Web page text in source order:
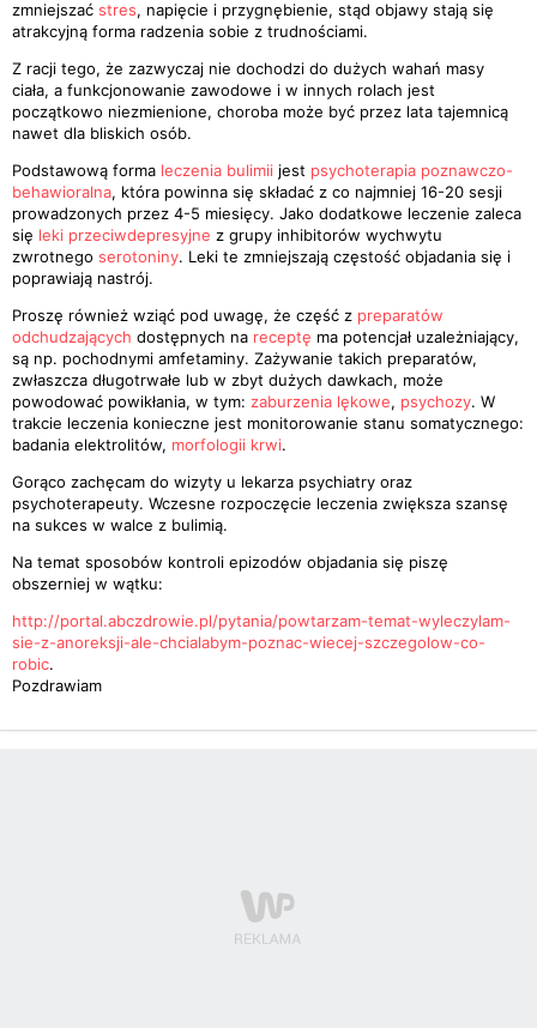
zmniejszać stres, napięcie i przygnębienie, stąd objawy stają się
atrakcyjną forma radzenia sobie z trudnościami.
Z racji tego, że zazwyczaj nie dochodzi do dużych wahań masy
ciała, a funkcjonowanie zawodowe i w innych rolach jest
początkowo niezmienione, choroba może być przez lata tajemnicą
nawet dla bliskich osób.
Podstawową forma leczenia bulimii jest psychoterapia poznawczo-
behawioralna, która powinna się składać z co najmniej 16-20 sesji
prowadzonych przez 4-5 miesięcy. Jako dodatkowe leczenie zaleca
się leki przeciwdepresyjne z grupy inhibitorów wychwytu
zwrotnego serotoniny. Leki te zmniejszają częstość objadania się i
poprawiają nastrój.
Proszę również wziąć pod uwagę, że część z preparatów
odchudzających dostępnych na receptę ma potencjał uzależniający,
są np. pochodnymi amfetaminy. Zażywanie takich preparatów,
zwłaszcza długotrwałe lub w zbyt dużych dawkach, może
powodować powikłania, w tym: zaburzenia lękowe, psychozy. W
trakcie leczenia konieczne jest monitorowanie stanu somatycznego:
badania elektrolitów, morfologii krwi.
Gorąco zachęcam do wizyty u lekarza psychiatry oraz
psychoterapeuty. Wczesne rozpoczęcie leczenia zwiększa szansę
na sukces w walce z bulimią.
Na temat sposobów kontroli epizodów objadania się piszę
obszerniej w wątku:
http://portal.abczdrowie.pl/pytania/powtarzam-temat-wyleczylam-
sie-z-anoreksji-ale-chcialabym-poznac-wiecej-szczegolow-co-
robic.
Pozdrawiam